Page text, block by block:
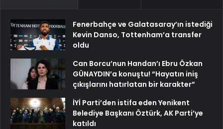
Fenerbahçe ve Galatasaray’ın istediği
Kevin Danso, Tottenham’a transfer
oldu
Can Borcu’nun Handan’ı Ebru Özkan
GÜNAYDIN’a konuştu! “Hayatın iniş
çıkışlarını hatırlatan bir karakter”
İYİ Parti’den istifa eden Yenikent
Belediye Başkanı Öztürk, AK Parti’ye
katıldı